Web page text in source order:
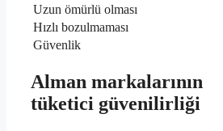
Uzun ömürlü olması
Hızlı bozulmaması
Güvenlik
Alman markalarının
tüketici güvenilirliği